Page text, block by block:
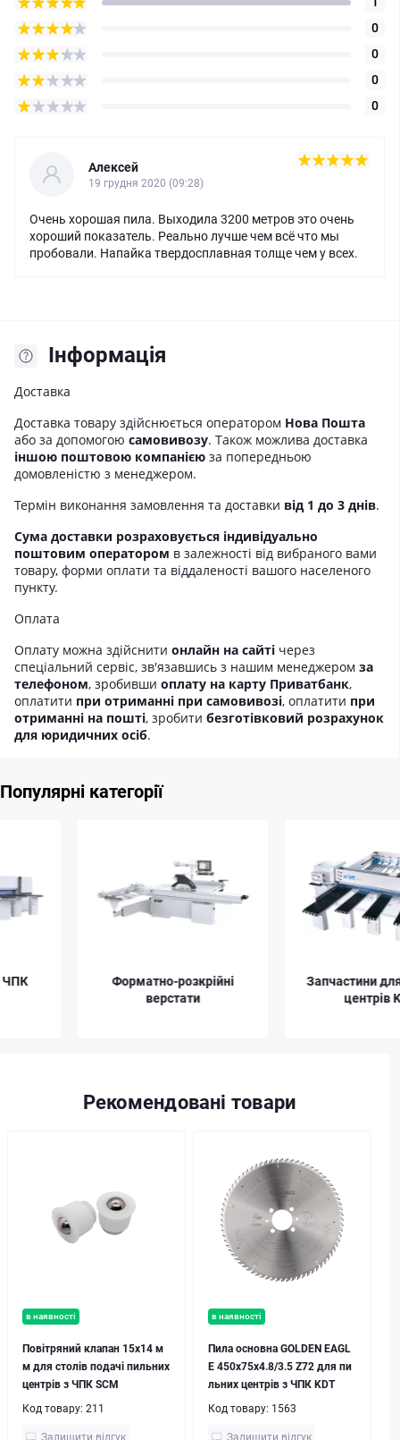
0
0
0
0
Алексей
19 грудня 2020 (09:28)
Очень хорошая пила. Выходила 3200 метров это очень
хороший показатель. Реально лучше чем всё что мы
пробовали. Напайка твердосплавная толще чем у всех.
Iнформація
Доставка
Доставка товару здійснюється оператором Нова Пошта
або за допомогою самовивозу. Також можлива доставка
іншою поштовою компанією за попередньою
домовленістю з менеджером.
Термін виконання замовлення та доставки від 1 до 3 днів.
Сума доставки розраховується індивідуально
поштовим оператором в залежності від вибраного вами
товару, форми оплати та віддаленості вашого населеного
пункту.
Оплата
Оплату можна здійснити онлайн на сайті через
спеціальний сервіс, зв'язавшись з нашим менеджером за
телефоном, зробивши оплату на карту Приватбанк,
оплатити при отриманні при самовивозі, оплатити при
отриманні на пошті, зробити безготівковий розрахунок
для юридичних осіб.
Популярні категорії
Форматно-розкрійні
Запчастини для пильних
Рекомендовані товари
в наявності
Повітряний клапан 15x14 м
м для столів подачі пильних
центрів з ЧПК SCM
Код товару: 211
Залишити відгук
в наявності
Пила основна GOLDEN EAGL
E 450х75x4.8/3.5 Z72 для пи
льних центрів з ЧПК KDT
Код товару: 1563
Залишити відгук